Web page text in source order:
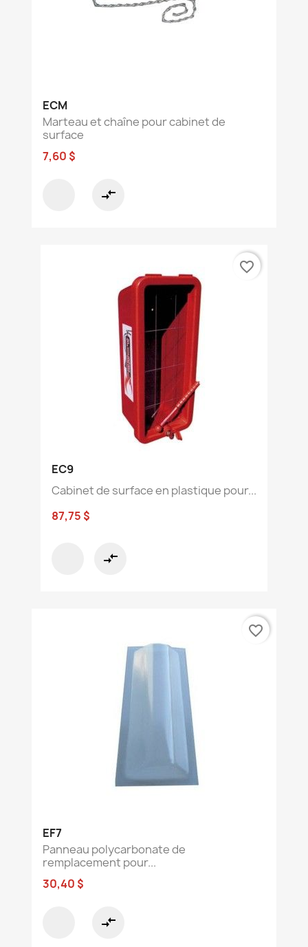
ECM
Marteau et chaîne pour cabinet de
surface
7,60 $
compare_arrows
EC9
Cabinet de surface en plastique pour...
87,75 $
compare_arrows
favorite_border
EF7
Panneau polycarbonate de
remplacement pour...
30,40 $
compare_arrows
favorite_border